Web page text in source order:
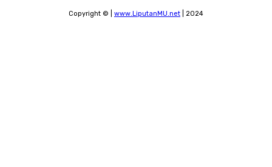
Copyright © | www.LiputanMU.net | 2024